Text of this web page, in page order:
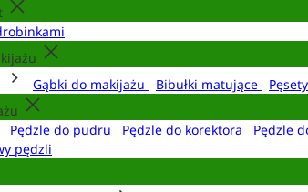
Gąbki do makijażu Bibułki matujące Pęsety
Pędzle do pudru Pędzle do korektora Pędzle
pędzli